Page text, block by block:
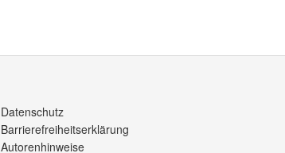
Datenschutz
Barrierefreiheitserklärung
Autorenhinweise